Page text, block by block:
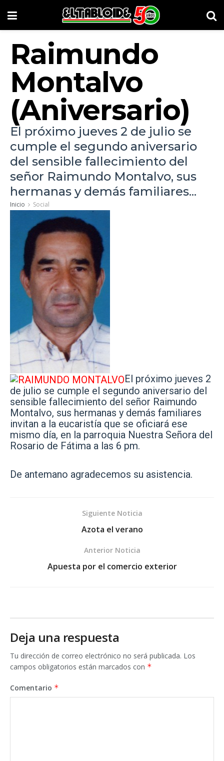
Raimundo
Montalvo
(Aniversario)
El próximo jueves 2 de julio se
cumple el segundo aniversario
del sensible fallecimiento del
señor Raimundo Montalvo, sus
hermanas y demás familiares...
Inicio Social
El próximo jueves 2
de julio se cumple el segundo aniversario del
sensible fallecimiento del señor Raimundo
Montalvo, sus hermanas y demás familiares
invitan a la eucaristía que se oficiará ese
mismo día, en la parroquia Nuestra Señora del
Rosario de Fátima a las 6 pm.
De antemano agradecemos su asistencia.
Siguiente Noticia
Azota el verano
Anterior Noticia
Apuesta por el comercio exterior
Deja una respuesta
Tu dirección de correo electrónico no será publicada. Los
campos obligatorios están marcados con *
Comentario *